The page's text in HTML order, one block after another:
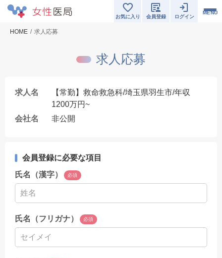
MENU
お気に入り 会員登録 ログイン
HOME 求人応募
求人応募
求人名
【常勤】救命救急科/埼玉県羽生市/年収
1200万円~
会社名
非公開
会員登録に必要な項目
氏名（漢字）
必須
氏名（フリガナ） 必須